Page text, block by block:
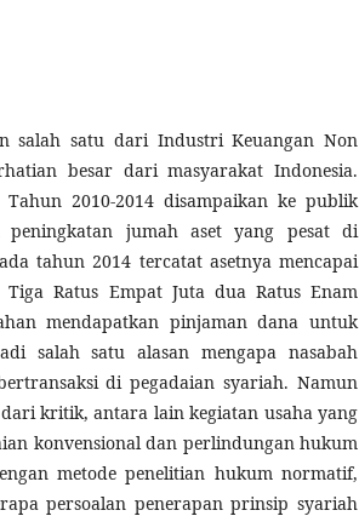
salah satu dari Industri Keuangan Non
besar dari masyarakat Indonesia.
Tahun 2010-2014 disampaikan ke publik
jumah aset yang pesat di
tahun 2014 tercatat asetnya mencapai
Tiga Ratus Empat Juta dua Ratus Enam
mendapatkan pinjaman dana untuk
salah satu alasan mengapa nasabah
di pegadaian syariah. Namun
kritik, antara lain kegiatan usaha yang
konvensional dan perlindungan hukum
metode penelitian hukum normatif,
persoalan penerapan prinsip syariah